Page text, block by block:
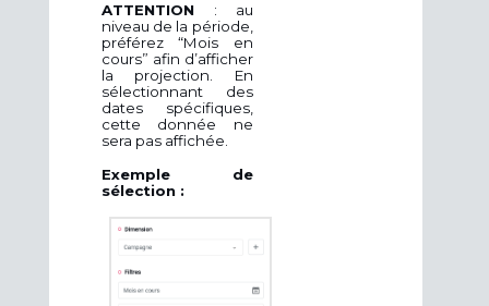
ATTENTION : au
niveau de la période,
préférez “Mois en
cours” afin d’afficher
la projection. En
sélectionnant des
dates spécifiques,
cette donnée ne
sera pas affichée.
Exemple de
sélection :